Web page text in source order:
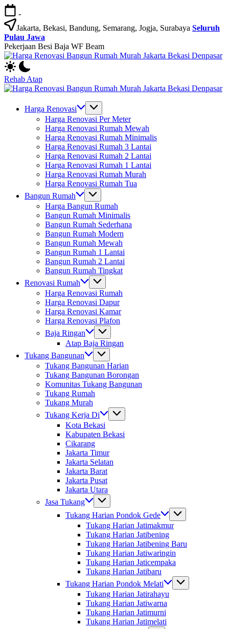
Skip
to
content
-
Jakarta, Bekasi, Bandung, Semarang, Jogja, Surabaya Seluruh
Pulau Jawa
Pekerjaan Besi Baja WF Beam
Jasa
Bangun
Rumah
dan
Rumah
Rehab Atap
Bangun
Rumah
Harga Renovasi
Harga Renovasi Per Meter
Harga Renovasi Rumah Mewah
Harga Renovasi Rumah Minimalis
Harga Renovasi Rumah 3 Lantai
Harga Renovasi Rumah 2 Lantai
Harga Renovasi Rumah 1 Lantai
Harga Renovasi Rumah Murah
Harga Renovasi Rumah Tua
Bangun Rumah
Harga Bangun Rumah
Bangun Rumah Minimalis
Bangun Rumah Sederhana
Bangun Rumah Modern
Bangun Rumah Mewah
Bangun Rumah 1 Lantai
Bangun Rumah 2 Lantai
Bangun Rumah Tingkat
Renovasi Rumah
Harga Renovasi Rumah
Harga Renovasi Dapur
Harga Renovasi Kamar
Harga Renovasi Plafon
Baja Ringan
Atap Baja Ringan
Tukang Bangunan
Tukang Bangunan Harian
Tukang Bangunan Borongan
Komunitas Tukang Bangunan
Tukang Rumah
Tukang Murah
Tukang Kerja Di
Kota Bekasi
Kabupaten Bekasi
Cikarang
Jakarta Timur
Jakarta Selatan
Jakarta Barat
Jakarta Pusat
Jakarta Utara
Jasa Tukang
Tukang Harian Pondok Gede
Tukang Harian Jatimakmur
Tukang Harian Jatibening
Tukang Harian Jatibening Baru
Tukang Harian Jatiwaringin
Tukang Harian Jaticempaka
Tukang Harian Jatibaru
Tukang Harian Pondok Melati
Tukang Harian Jatirahayu
Tukang Harian Jatiwarna
Tukang Harian Jatimurni
Tukang Harian Jatimelati